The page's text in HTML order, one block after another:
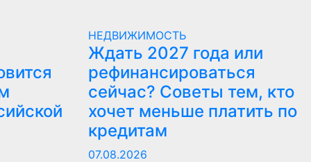
НЕДВИЖИМОСТЬ
Ждать 2027 года или
рефинансироваться
сейчас? Советы тем, кто
хочет меньше платить по
кредитам
07.08.2026